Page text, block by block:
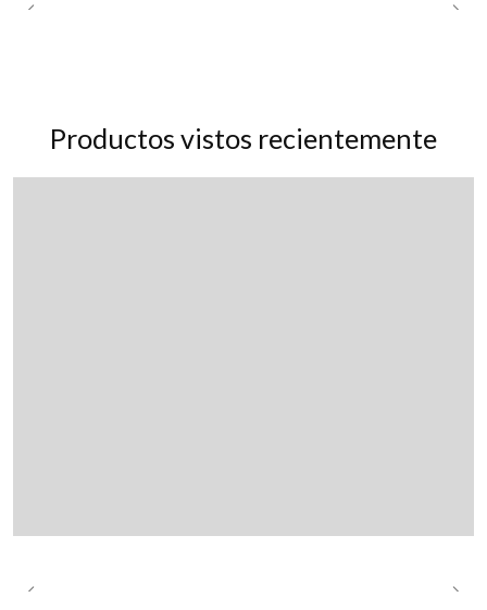
Productos vistos recientemente